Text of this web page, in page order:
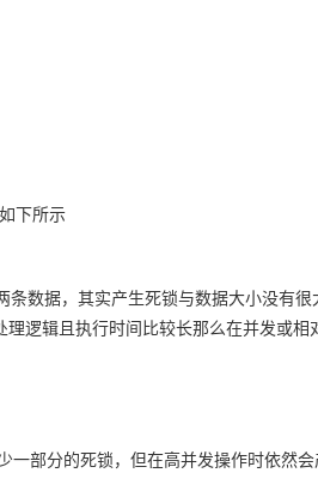
下所示
条数据，其实产生死锁与数据大小没有
逻辑且执行时间比较长那么在并发或相
一部分的死锁，但在高并发操作时依然会